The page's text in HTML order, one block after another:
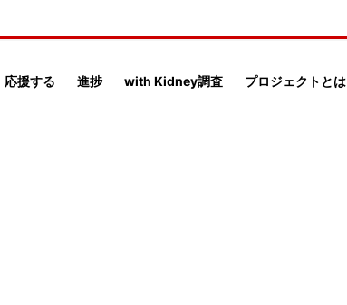
応援する 進捗 with Kidney調査 プロジェクトとは